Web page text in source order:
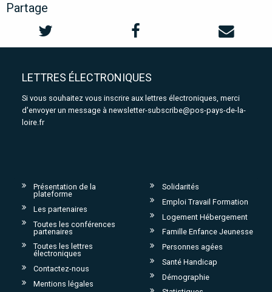
Partage
LETTRES ÉLECTRONIQUES
Si vous souhaitez vous inscrire aux lettres électroniques, merci
d'envoyer un message à newsletter-subscribe@pos-pays-de-la-
loire.fr
Présentation de la
plateforme
Les partenaires
Toutes les conférences
partenaires
Toutes les lettres
électroniques
Contactez-nous
Mentions légales
Solidarités
Emploi Travail Formation
Logement Hébergement
Famille Enfance Jeunesse
Personnes agées
Santé Handicap
Démographie